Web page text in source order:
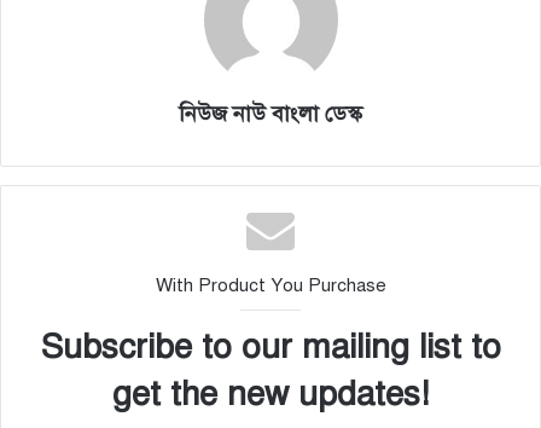
নিউজ নাউ বাংলা ডেস্ক
With Product You Purchase
Subscribe to our mailing list to
get the new updates!